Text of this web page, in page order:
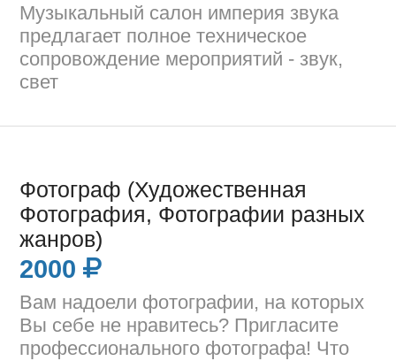
Музыкальный салон империя звука
предлагает полное техническое
сопровождение мероприятий - звук,
свет
Фотограф (Художественная
Фотография, Фотографии разных
жанров)
2000
Вам надоели фотографии, на которых
Вы себе не нравитесь? Пригласите
профессионального фотографа! Что